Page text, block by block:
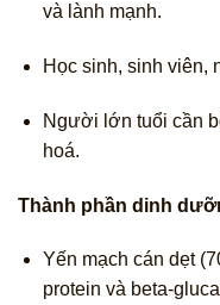
và lành mạnh.
Học sinh, sinh viên,
Người lớn tuổi cần
hoá.
Thành phần dinh
Yến mạch cán dẹt
protein và beta-